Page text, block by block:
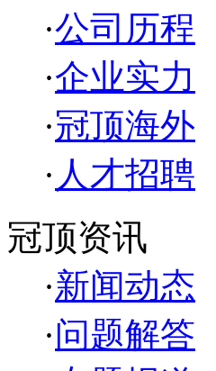
·公司历程
·企业实力
·冠顶海外
· 人才招聘
冠顶资讯
·新闻动态
·问题解答